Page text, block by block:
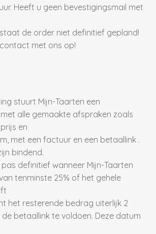
Heeft u geen bevestigingsmail met
de order niet definitief gepland!
met ons op!
stuurt Mijn-Taarten een
alle gemaakte afspraken zoals
en
met een factuur en een betaallink .
bindend.
pas definitief wanneer Mijn-Taarten
tenminste 25% of het gehele
het resterende bedrag uiterlijk 2
betaallink te voldoen. Deze datum